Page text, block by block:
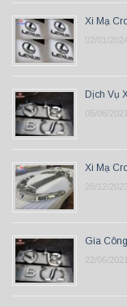
Xi Mạ
02/01/2024
Dịch Vụ
05/06/2021
Xi Mạ
28/12/2023
Gia
22/06/2021